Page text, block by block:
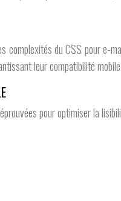
du CSS pour
leur compatibilité mobile.
pour optimiser la